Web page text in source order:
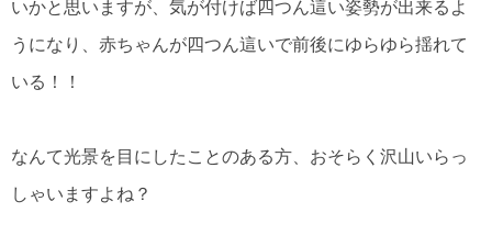
いかと思いますが、気が付けば四つん這い姿勢が出来るよ
うになり、赤ちゃんが四つん這いで前後にゆらゆら揺れて
いる！！
なんて光景を目にしたことのある方、おそらく沢山いらっ
しゃいますよね？